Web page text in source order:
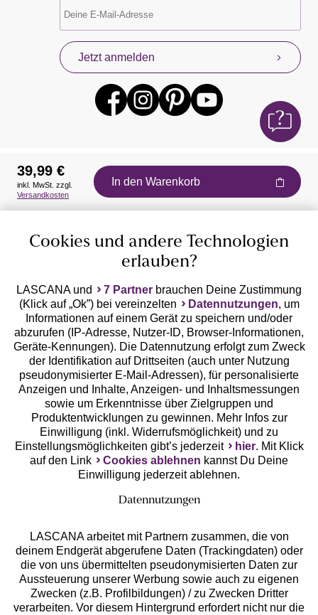
Jetzt anmelden
Auszeichnungen
Geprüfte Sicherheit
Unsere Apps
Services
Beratung
39,99 €
inkl. MwSt. zzgl.
Versandkosten
In den Warenkorb
Cookies und andere Technologien
erlauben?
LASCANA und 7 Partner brauchen Deine Zustimmung
(Klick auf „Ok”) bei vereinzelten
Datennutzungen, um
Informationen auf einem Gerät zu speichern und/oder
abzurufen (IP-Adresse, Nutzer-ID, Browser-Informationen,
Geräte-Kennungen). Die Datennutzung erfolgt zum Zweck
der Identifikation auf Drittseiten (auch unter Nutzung
pseudonymisierter E-Mail-Adressen), für personalisierte
Anzeigen und Inhalte, Anzeigen- und Inhaltsmessungen
sowie um Erkenntnisse über Zielgruppen und
Produktentwicklungen zu gewinnen. Mehr Infos zur
Einwilligung (inkl. Widerrufsmöglichkeit) und zu
Einstellungsmöglichkeiten gibt’s jederzeit
hier. Mit Klick
auf den Link
Cookies ablehnen kannst Du Deine
Einwilligung jederzeit ablehnen.
Datennutzungen
LASCANA arbeitet mit Partnern zusammen, die von
deinem Endgerät abgerufene Daten (Trackingdaten) oder
die von uns übermittelten pseudonymisierten Daten zur
Aussteuerung unserer Werbung sowie auch zu eigenen
Zwecken (z.B. Profilbildungen) / zu Zwecken Dritter
verarbeiten. Vor diesem Hintergrund erfordert nicht nur die